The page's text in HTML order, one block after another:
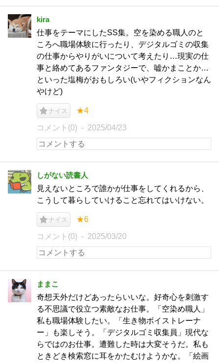
kira
仕事をテーマにしたSS集。空を染める職人のと
ころへ職場体験に行ったり、デジタルゴミの収集
の仕事からやりがいについて考えたり…現実の仕
事と絡めてあるファンタジーで、嘘かまことか…
といった塩梅がおもしろい(いやフィクションなん
やけど)
ナイス ★4
コメント(0) 2025/04/23
しがない読書人
見えないところで誰かが仕事をしてくれるから、
こうして暮らしていけること忘れてはいけない。
ナイス ★6
コメント(0) 2025/03/20
ままこ
奇想天外だけどあったらいいな。好奇心を刺激す
る不思議で役立つ素敵なお仕事。「空染め職人」
私も職場体験したい。「生き物ボイストレーナ
ー」も楽しそう。「デジタルゴミ収集員」現代な
らではのお仕事。遭難した時は大変そうだ。私も
ときどき検索窓に耳をかたむけようかな。「絵画